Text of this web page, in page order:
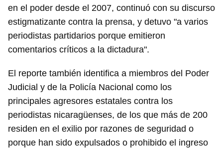
en el poder desde el 2007, continuó con su discurso
estigmatizante contra la prensa, y detuvo "a varios
periodistas partidarios porque emitieron
comentarios críticos a la dictadura".
El reporte también identifica a miembros del Poder
Judicial y de la Policía Nacional como los
principales agresores estatales contra los
periodistas nicaragüenses, de los que más de 200
residen en el exilio por razones de seguridad o
porque han sido expulsados o prohibido el ingreso